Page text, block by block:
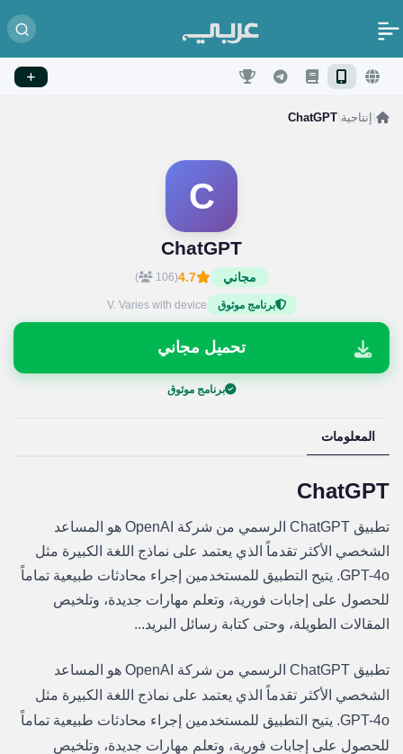
/ إنتاجية/
ChatGPT
C
ChatGPT
مجاني 4.7
(106
)
برنامج موثوق V. Varies with device
تحميل مجاني
برنامج موثوق
المعلومات
ChatGPT
تطبيق ChatGPT الرسمي من شركة OpenAI هو المساعد
الشخصي الأكثر تقدماً الذي يعتمد على نماذج اللغة الكبيرة مثل
GPT-4o. يتيح التطبيق للمستخدمين إجراء محادثات طبيعية تماماً
للحصول على إجابات فورية، وتعلم مهارات جديدة، وتلخيص
المقالات الطويلة، وحتى كتابة رسائل البريد...
تطبيق ChatGPT الرسمي من شركة OpenAI هو المساعد
الشخصي الأكثر تقدماً الذي يعتمد على نماذج اللغة الكبيرة مثل
GPT-4o. يتيح التطبيق للمستخدمين إجراء محادثات طبيعية تماماً
للحصول على إجابات فورية، وتعلم مهارات جديدة، وتلخيص